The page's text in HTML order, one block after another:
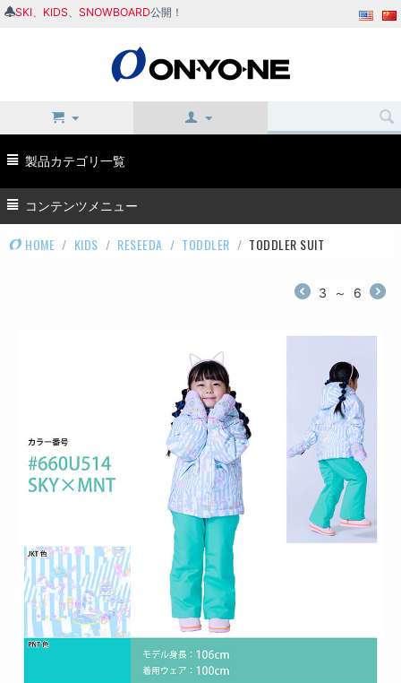
SKI KIDS SNOWBOARD公開！
製品カテゴリ一覧
コンテンツメニュー
HOME / KIDS / RESEEDA / TODDLER / TODDLER SUIT
3 ～ 6